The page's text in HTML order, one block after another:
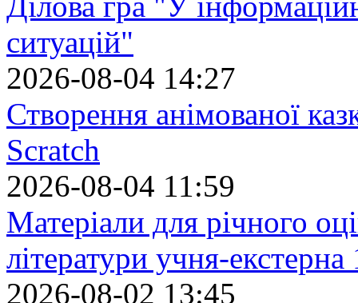
ситуацій"
2026-08-04 14:27
Створення анімованої
Scratch
2026-08-04 11:59
Матеріали для річного
літератури учня-екстерна
2026-08-02 13:45